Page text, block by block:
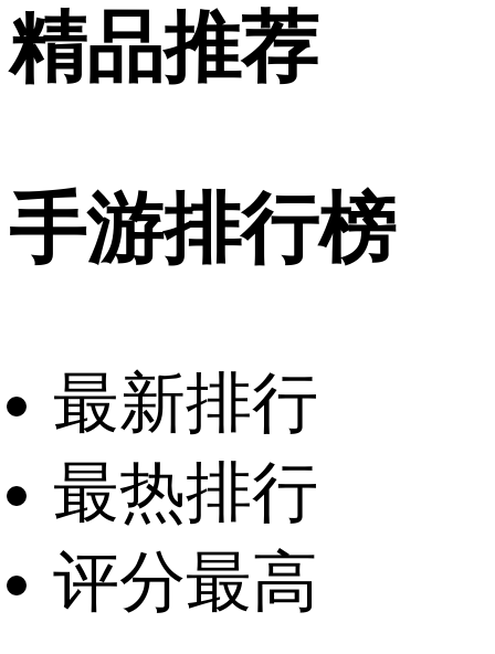
精品推荐
手游排行榜
最新排行
最热排行
评分最高